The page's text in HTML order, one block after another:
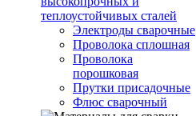
теплоустойчивых сталей
Электроды сварочные
Проволока сплошная
Проволока
порошковая
Прутки присадочные
Флюс сварочный